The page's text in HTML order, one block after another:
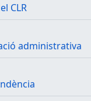
CLR
administrativa